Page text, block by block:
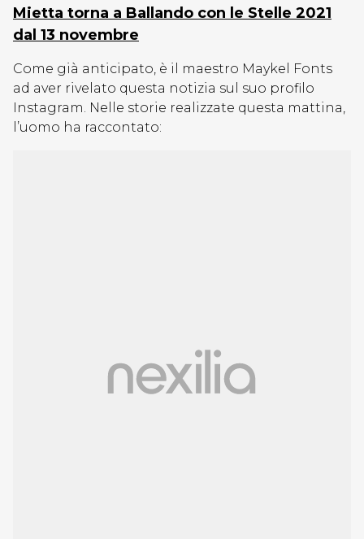
Mietta torna a Ballando con le Stelle 2021
dal 13 novembre
Come già anticipato, è il maestro Maykel Fonts
ad aver rivelato questa notizia sul suo profilo
Instagram. Nelle storie realizzate questa mattina,
l’uomo ha raccontato: